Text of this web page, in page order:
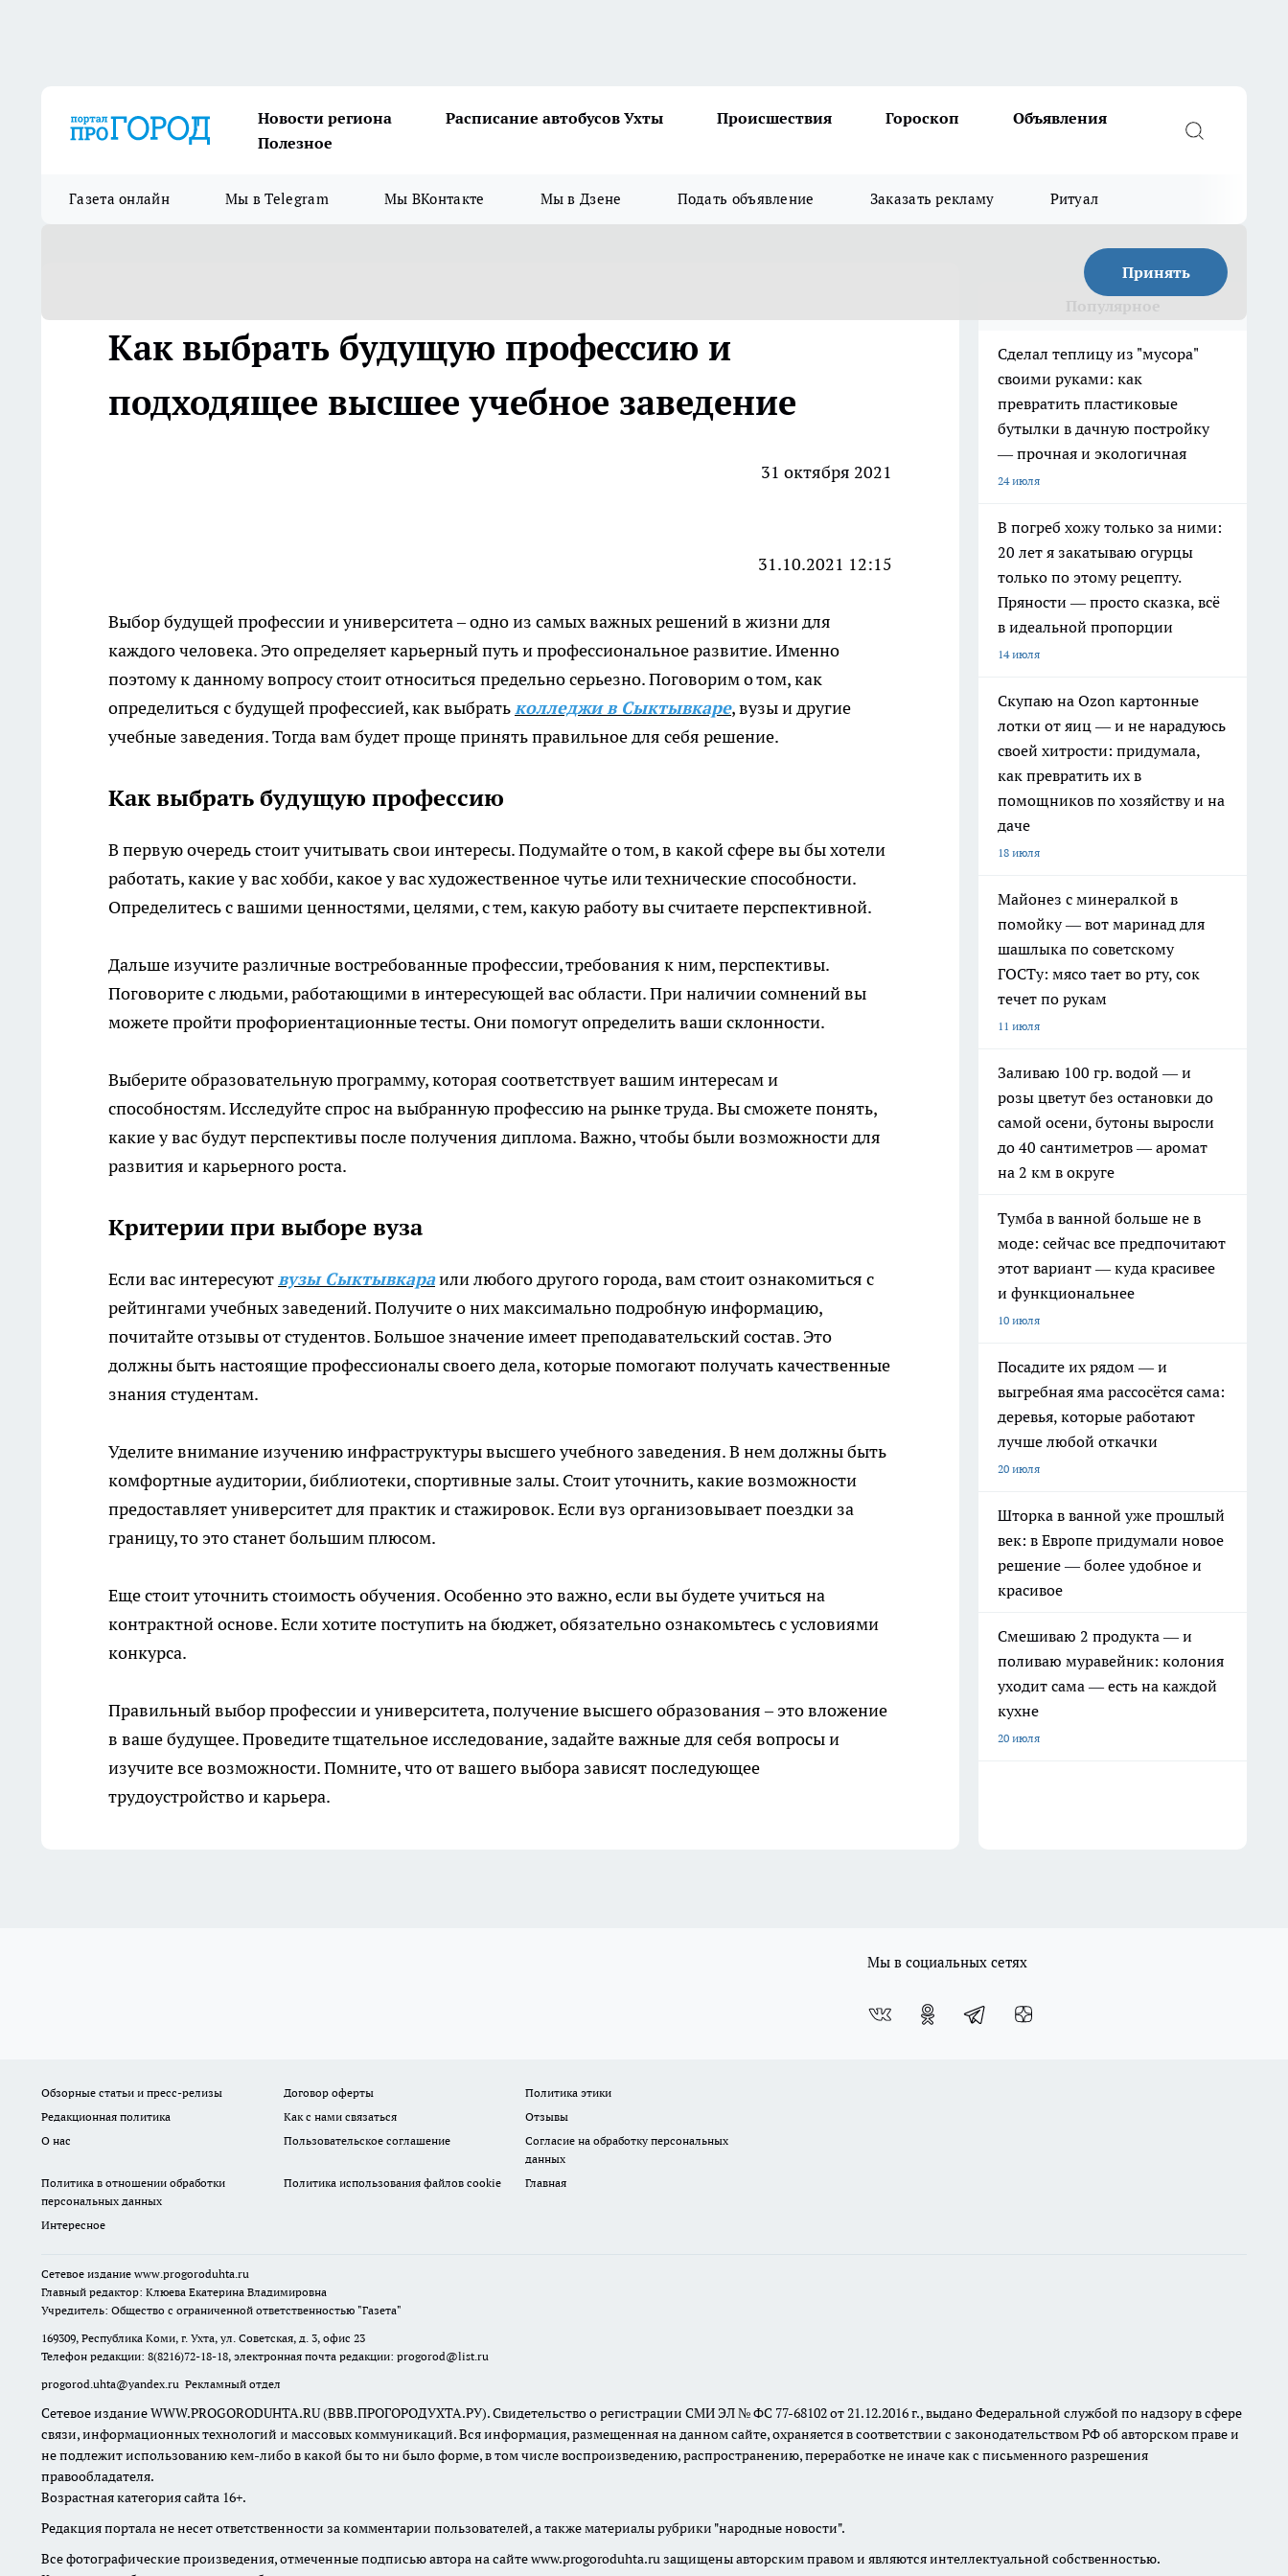
Новости региона Расписание автобусов Ухты Происшествия Гороскоп
Объявления
Полезное
Газета онлайн Мы в Telegram Мы ВКонтакте Мы в Дзене Подать объявление Заказать рекламу Ритуал
Принять
Как выбрать будущую профессию и
подходящее высшее учебное заведение
31 октября 2021
31.10.2021 12:15
Выбор будущей профессии и университета – одно из самых важных решений в жизни для
каждого человека. Это определяет карьерный путь и профессиональное развитие. Именно
поэтому к данному вопросу стоит относиться предельно серьезно. Поговорим о том, как
определиться с будущей профессией, как выбратьколледжи в Сыктывкаре, вузы и другие
учебные заведения. Тогда вам будет проще принять правильное для себя решение.
Как выбрать будущую профессию
В первую очередь стоит учитывать свои интересы. Подумайте о том, в какой сфере вы бы хотели
работать, какие у вас хобби, какое у вас художественное чутье или технические способности.
Определитесь с вашими ценностями, целями, с тем, какую работу вы считаете перспективной.
Дальше изучите различные востребованные профессии, требования к ним, перспективы.
Поговорите с людьми, работающими в интересующей вас области. При наличии сомнений вы
можете пройти профориентационные тесты. Они помогут определить ваши склонности.
Выберите образовательную программу, которая соответствует вашим интересам и
способностям. Исследуйте спрос на выбранную профессию на рынке труда. Вы сможете понять,
какие у вас будут перспективы после получения диплома. Важно, чтобы были возможности для
развития и карьерного роста.
Критерии при выборе вуза
Если вас интересуютвузы Сыктывкараили любого другого города, вам стоит ознакомиться с
рейтингами учебных заведений. Получите о них максимально подробную информацию,
почитайте отзывы от студентов. Большое значение имеет преподавательский состав. Это
должны быть настоящие профессионалы своего дела, которые помогают получать качественные
знания студентам.
Уделите внимание изучению инфраструктуры высшего учебного заведения. В нем должны быть
комфортные аудитории, библиотеки, спортивные залы. Стоит уточнить, какие возможности
предоставляет университет для практик и стажировок. Если вуз организовывает поездки за
границу, то это станет большим плюсом.
Еще стоит уточнить стоимость обучения. Особенно это важно, если вы будете учиться на
контрактной основе. Если хотите поступить на бюджет, обязательно ознакомьтесь с условиями
конкурса.
Правильный выбор профессии и университета, получение высшего образования – это вложение
в ваше будущее. Проведите тщательное исследование, задайте важные для себя вопросы и
изучите все возможности. Помните, что от вашего выбора зависят последующее
трудоустройство и карьера.
Сделал теплицу из "мусора"
своими руками: как
превратить пластиковые
бутылки в дачную постройку
— прочная и экологичная
24 июля
В погреб хожу только за ними:
20 лет я закатываю огурцы
только по этому рецепту.
Пряности — просто сказка, всё
в идеальной пропорции
14 июля
Скупаю на Ozon картонные
лотки от яиц — и не нарадуюсь
своей хитрости: придумала,
как превратить их в
помощников по хозяйству и на
даче
18 июля
Майонез с минералкой в
помойку — вот маринад для
шашлыка по советскому
ГОСТу: мясо тает во рту, сок
течет по рукам
11 июля
Заливаю 100 гр. водой — и
розы цветут без остановки до
самой осени, бутоны выросли
до 40 сантиметров — аромат
на 2 км в округе
Тумба в ванной больше не в
моде: сейчас все предпочитают
этот вариант — куда красивее
и функциональнее
10 июля
Посадите их рядом — и
выгребная яма рассосётся сама:
деревья, которые работают
лучше любой откачки
20 июля
Шторка в ванной уже прошлый
век: в Европе придумали новое
решение — более удобное и
красивое
Смешиваю 2 продукта — и
поливаю муравейник: колония
уходит сама — есть на каждой
кухне
20 июля
Мы в социальных сетях
Обзорные статьи и пресс-релизы Договор оферты
Политика этики
Редакционная политика
Как с нами связаться
Отзывы
О нас
Пользовательское соглашение
Согласие на обработку персональных
данных
Политика в отношении обработки
персональных данных
Политика использования файлов cookie Главная
Интересное
Сетевое издание www.progoroduhta.ru
Главный редактор: Клюева Екатерина Владимировна
Учредитель: Общество с ограниченной ответственностью "Газета"
169309, Республика Коми, г. Ухта, ул. Советская, д. 3, офис 23
Телефон редакции: 8(8216)72-18-18, электронная почта редакции: progorod@list.ru
progorod.uhta@yandex.ru Рекламный отдел
Сетевое издание WWW.PROGORODUHTA.RU (ВВВ.ПРОГОРОДУХТА.РУ). Свидетельство о регистрации СМИ ЭЛ № ФС 77-68102 от 21.12.2016 г., выдано Федеральной службой по надзору в сфере
связи, информационных технологий и массовых коммуникаций. Вся информация, размещенная на данном сайте, охраняется в соответствии с законодательством РФ об авторском праве и
не подлежит использованию кем-либо в какой бы то ни было форме, в том числе воспроизведению, распространению, переработке не иначе как с письменного разрешения
правообладателя.
Возрастная категория сайта 16+.
Редакция портала не несет ответственности за комментарии пользователей, а также материалы рубрики "народные новости".
Все фотографические произведения, отмеченные подписью автора на сайте www.progoroduhta.ru защищены авторским правом и являются интеллектуальной собственностью.